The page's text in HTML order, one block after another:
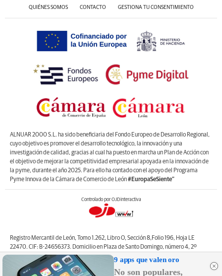
QUIÉNES SOMOS CONTACTO GESTIONA TU CONSENTIMIENTO
ALNUAR 2000 S.L. ha sido beneficiaria del Fondo Europeo de Desarrollo Regional,
cuyo objetivo es promover el desarrollo tecnológico, la innovación y una
investigación de calidad, gracias al cual ha puesto en marcha un Plan de Acción con
el objetivo de mejorar la competitividad empresarial apoyada en la innovación de
la pyme, durante el año 2025. Para ello ha contado con el apoyo del Programa
Pyme Innova de la Cámara de Comercio de León#EuropaSeSiente”
Controlado por OJDinteractiva
Registro Mercantil de León, Tomo 1.262, Libro O, Sección 8,Folio 196, Hoja LE
22470. CIF: B-24656373. Domicilio en Plaza de Santo Domingo, número 4, 2º
izquierda, 24001, León. Correo electrónico de contacto: web@lanuevacronica.com.
Copyright © ALNUAR 2000 S.L. (LA NUEVA CRÓNICA). Incluye contenidos de la
empresa, de empresas del grupo o de terceros.
9 apps que valen oro
No son populares,